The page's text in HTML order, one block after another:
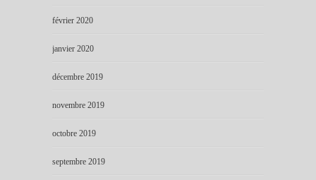
février 2020
janvier 2020
décembre 2019
novembre 2019
octobre 2019
septembre 2019